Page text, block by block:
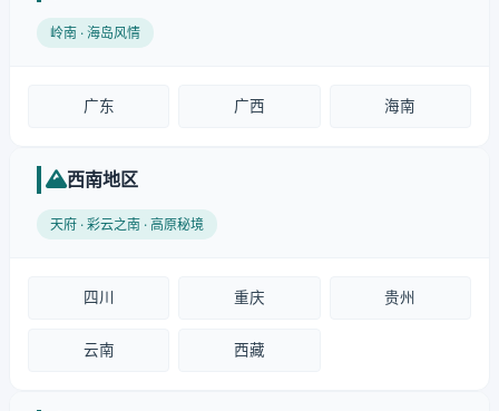
岭南 · 海岛风情
广东 广西 海南
西南地区
天府 · 彩云之南 · 高原秘境
四川 重庆 贵州
云南 西藏